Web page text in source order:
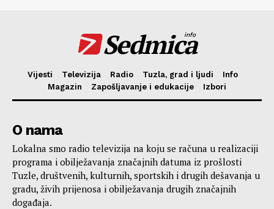
Sedmica
info
Vijesti Televizija Radio Tuzla, grad i ljudi
Info
Magazin
Zapošljavanje i edukacije Izbori
O nama
Lokalna smo radio televizija na koju se računa u realizaciji
programa i obilježavanja značajnih datuma iz prošlosti
Tuzle, društvenih, kulturnih, sportskih i drugih dešavanja u
gradu, živih prijenosa i obilježavanja drugih značajnih
događaja.